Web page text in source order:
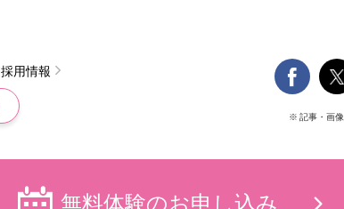
採用情報 
※ 記事・画
無料体験のお申し込み